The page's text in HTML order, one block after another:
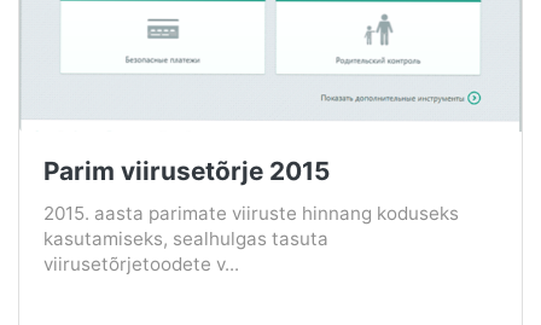
Parim viirusetõrje 2015
2015. aasta parimate viiruste hinnang koduseks
kasutamiseks, sealhulgas tasuta
viirusetõrjetoodete v...